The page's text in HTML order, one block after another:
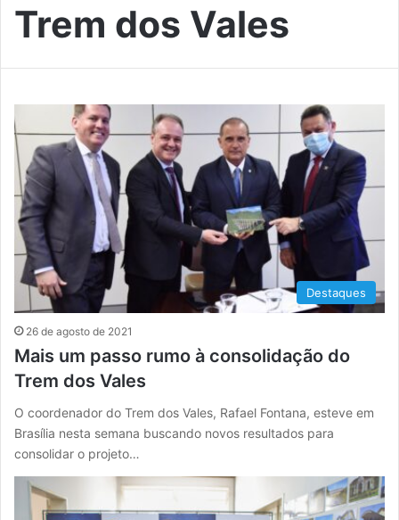
Trem dos Vales
Destaques
26 de agosto de 2021
Mais um passo rumo à consolidação do
Trem dos Vales
O coordenador do Trem dos Vales, Rafael Fontana, esteve em
Brasília nesta semana buscando novos resultados para
consolidar o projeto…